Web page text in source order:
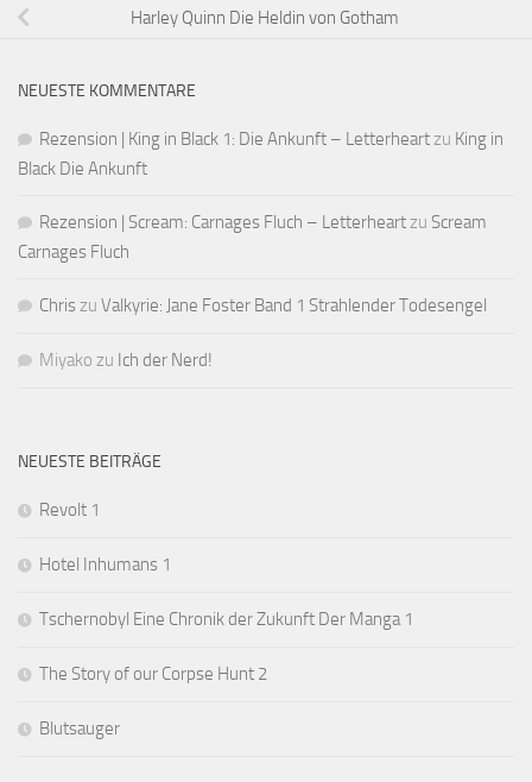
Harley Quinn Die Heldin von Gotham
NEUESTE KOMMENTARE
Rezension | King in Black 1: Die Ankunft – Letterheartzu King in
Black Die Ankunft
Rezension | Scream: Carnages Fluch – Letterheartzu Scream
Carnages Fluch
Chriszu Valkyrie: Jane Foster Band 1 Strahlender Todesengel
Miyako zu Ich der Nerd!
NEUESTE BEITRÄGE
Revolt 1
Hotel Inhumans 1
Tschernobyl Eine Chronik der Zukunft Der Manga 1
The Story of our Corpse Hunt 2
Blutsauger